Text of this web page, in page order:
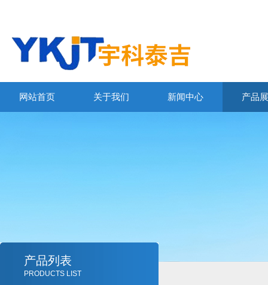
网站首页 关于我们 新闻中心 产品
产品列表
PRODUCTS LIST